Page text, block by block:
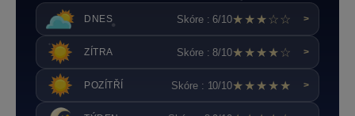
DNES Skóre : 6/10★★★☆☆ >
ZÍTRA Skóre : 8/10★★★★☆ >
POZÍTŘÍ Skóre : 10/10★★★★★ >